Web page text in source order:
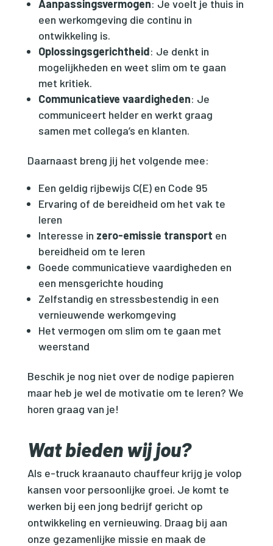
Aanpassingsvermogen: Je voelt je thuis in
een werkomgeving die continu in
ontwikkeling is.
Oplossingsgerichtheid: Je denkt in
mogelijkheden en weet slim om te gaan
met kritiek.
Communicatieve vaardigheden: Je
communiceert helder en werkt graag
samen met collega’s en klanten.
Daarnaast breng jij het volgende mee:
Een geldig rijbewijs C(E) en Code 95
Ervaring of de bereidheid om het vak te
leren
Interesse in zero-emissie transport en
bereidheid om te leren
Goede communicatieve vaardigheden en
een mensgerichte houding
Zelfstandig en stressbestendig in een
vernieuwende werkomgeving
Het vermogen om slim om te gaan met
weerstand
Beschik je nog niet over de nodige papieren
maar heb je wel de motivatie om te leren? We
horen graag van je!
Wat bieden wij jou?
Als e-truck kraanauto chauffeur krijg je volop
kansen voor persoonlijke groei. Je komt te
werken bij een jong bedrijf gericht op
ontwikkeling en vernieuwing. Draag bij aan
onze gezamenlijke missie en maak de